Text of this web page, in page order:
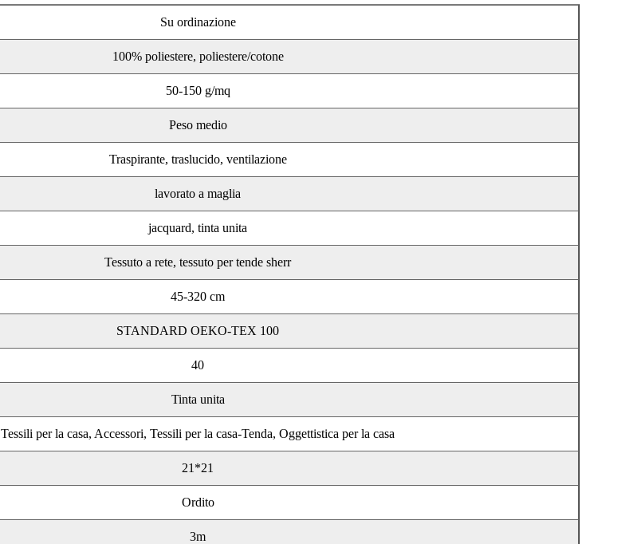
Su ordinazione
100% poliestere, poliestere/cotone
50-150 g/mq
Peso medio
Traspirante, traslucido, ventilazione
lavorato a maglia
jacquard, tinta unita
Tessuto a rete, tessuto per tende sherr
45-320 cm
STANDARD OEKO-TEX 100
40
Tinta unita
Tessili per la casa, Accessori, Tessili per la casa-Tenda, Oggettistica per la casa
21*21
Ordito
3m